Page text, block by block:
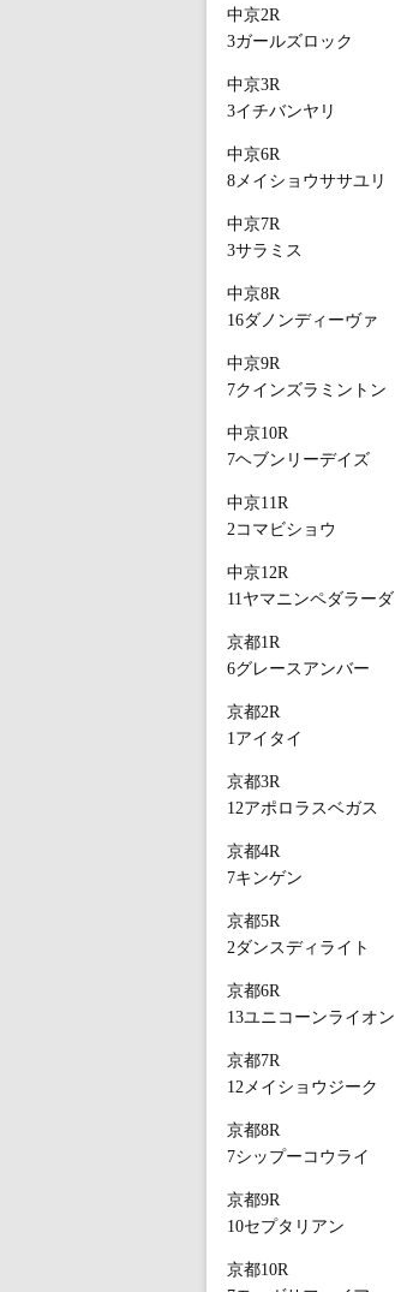
中京2R
3ガールズロック
中京3R
3イチバンヤリ
中京6R
8メイショウササユリ
中京7R
3サラミス
中京8R
16ダノンディーヴァ
中京9R
7クインズラミントン
中京10R
7ヘブンリーデイズ
中京11R
2コマビショウ
中京12R
11ヤマニンペダラーダ
京都1R
6グレースアンバー
京都2R
1アイタイ
京都3R
12アポロラスベガス
京都4R
7キンゲン
京都5R
2ダンスディライト
京都6R
13ユニコーンライオン
京都7R
12メイショウジーク
京都8R
7シップーコウライ
京都9R
10セプタリアン
京都10R